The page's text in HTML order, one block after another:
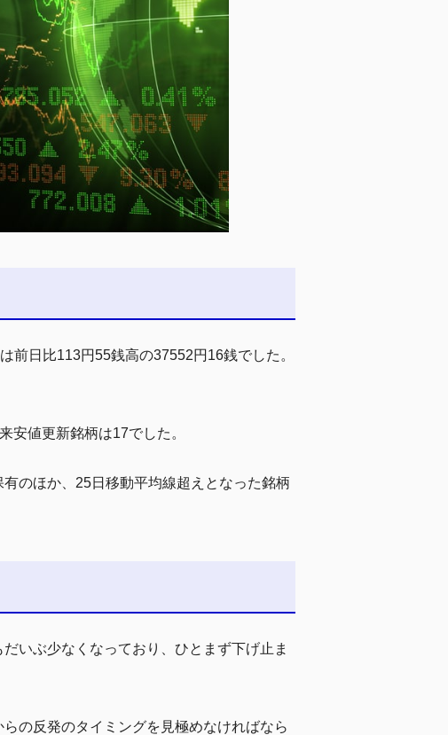
前日比113円55銭高の37552円16銭でした。
安値更新銘柄は17でした。
のほか、25日移動平均線超えとなった銘柄
いぶ少なくなっており、ひとまず下げ止ま
の反発のタイミングを見極めなければなら